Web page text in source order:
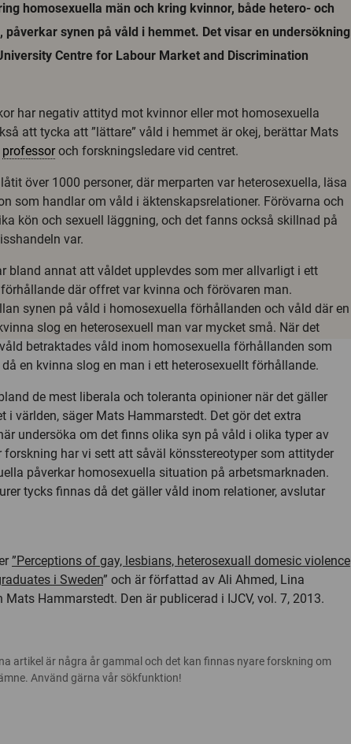
homosexuella män och kring kvinnor, både hetero- och
påverkar synen på våld i hemmet. Det visar en undersökning
Centre for Labour Market and Discrimination
har negativ attityd mot kvinnor eller mot homosexuella
att tycka att ”lättare” våld i hemmet är okej, berättar Mats
professoroch forskningsledare vid centret.
över 1000 personer, där merparten var heterosexuella, läsa
som handlar om våld i äktenskapsrelationer. Förövarna och
kön och sexuell läggning, och det fanns också skillnad på
var.
bland annat att våldet upplevdes som mer allvarligt i ett
där offret var kvinna och förövaren man.
synen på våld i homosexuella förhållanden och våld där en
slog en heterosexuell man var mycket små. När det
betraktades våld inom homosexuella förhållanden som
en kvinna slog en man i ett heterosexuellt förhållande.
de mest liberala och toleranta opinioner när det gäller
i världen, säger Mats Hammarstedt. Det gör det extra
undersöka om det finns olika syn på våld i olika typer av
forskning har vi sett att såväl könsstereotyper som attityder
påverkar homosexuella situation på arbetsmarknaden.
tycks finnas då det gäller våld inom relationer, avslutar
”Perceptions of gay, lesbians, heterosexuall domesic violence
i Sweden” och är författad av Ali Ahmed, Lina
Mats Hammarstedt. Den är publicerad i IJCV, vol. 7, 2013.
artikel är några år gammal och det kan finnas nyare forskning om
Använd gärna vår sökfunktion!